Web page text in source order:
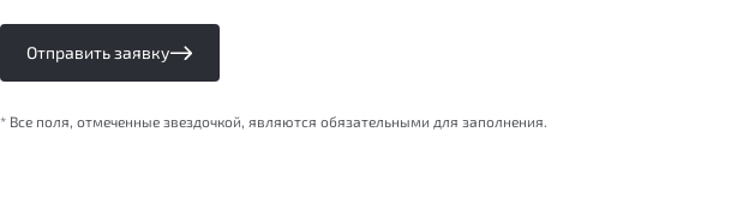
Отправить заявку
* Все поля, отмеченные звездочкой, являются обязательными для заполнения.